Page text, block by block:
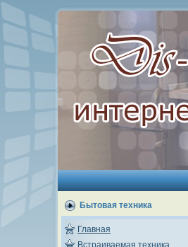
Бытовая техника
Главная
Встраиваемая техника